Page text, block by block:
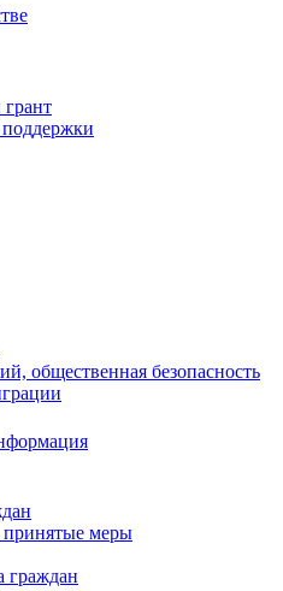
общественная безопасность
принятые меры
граждан